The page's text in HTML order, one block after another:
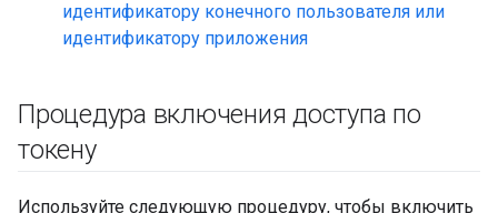
идентификатору конечного пользователя или
идентификатору приложения
Процедура включения доступа по
токену
Используйте следующую процедуру, чтобы включить